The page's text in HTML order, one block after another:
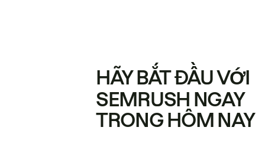
HÃY BẮT ĐẦU VỚI
SEMRUSH NGAY
TRONG HÔM NAY